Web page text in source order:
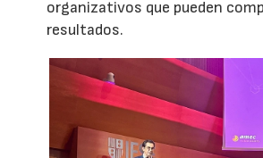
organizativos que pueden
resultados.